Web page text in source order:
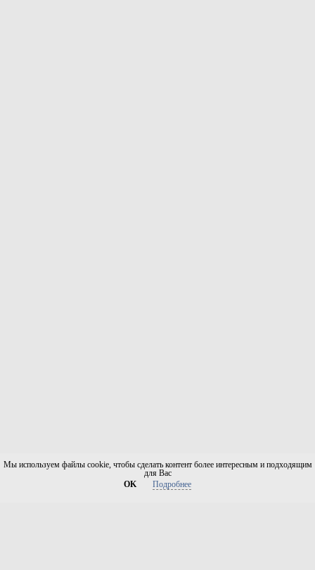
Мы используем файлы cookie, чтобы сделать контент более интересным и подходящим
для Вас
OK
Подробнее